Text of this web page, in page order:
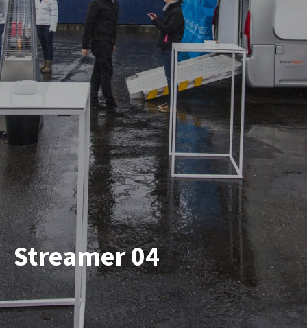
Streamer 04